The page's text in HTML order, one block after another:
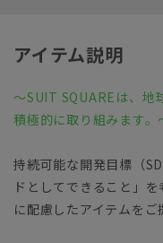
アイテム説明
～SUIT SQUAREは、地
積極的に取り組みます。
持続可能な開発目標（
ドとしてできること」
に配慮したアイテムをご